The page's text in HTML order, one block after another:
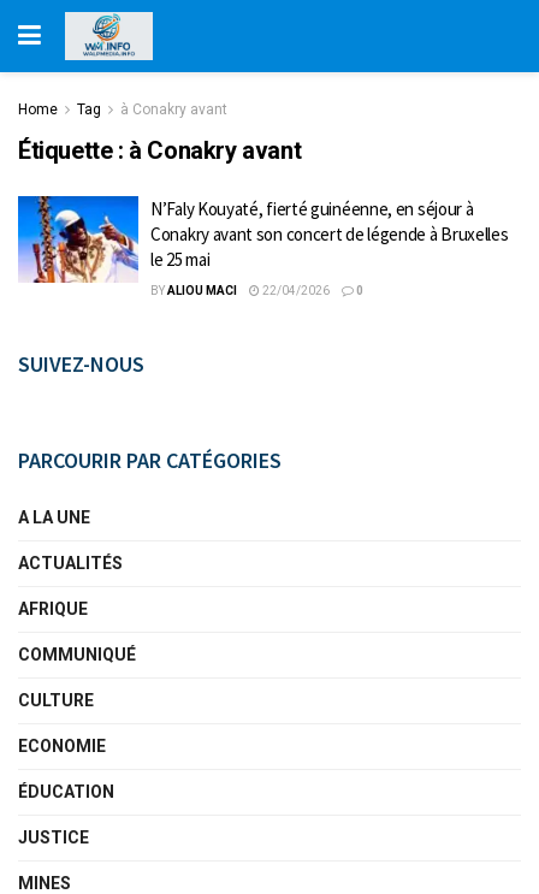
Home Tag à Conakry avant
Étiquette : à Conakry avant
N’Faly Kouyaté, fierté guinéenne, en séjour à
Conakry avant son concert de légende à Bruxelles
le 25 mai
BYALIOU MACI 22/04/2026 0
SUIVEZ-NOUS
PARCOURIR PAR CATÉGORIES
A LA UNE
ACTUALITÉS
AFRIQUE
COMMUNIQUÉ
CULTURE
ECONOMIE
ÉDUCATION
JUSTICE
MINES